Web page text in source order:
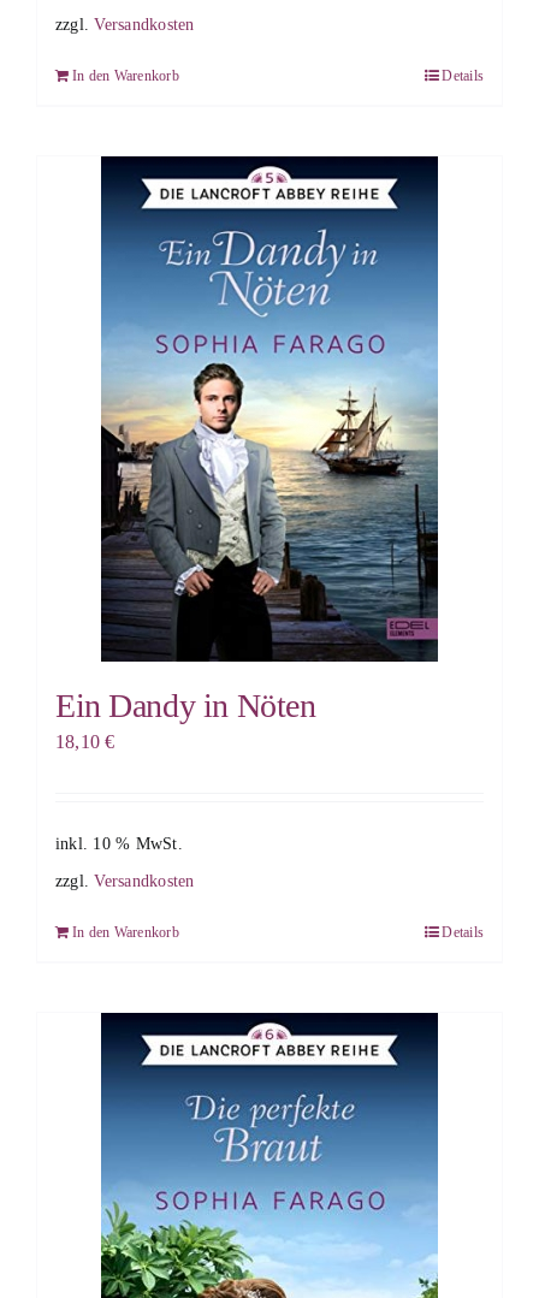
zzgl.Versandkosten
In den Warenkorb Details
Ein Dandy in Nöten
18,10€
inkl. 10 % MwSt.
zzgl.Versandkosten
In den Warenkorb Details